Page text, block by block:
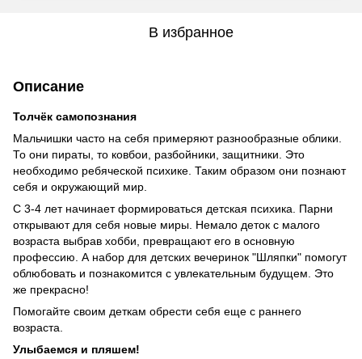
В избранное
Описание
Толчёк самопознания
Мальчишки часто на себя примеряют разнообразные облики.
То они пираты, то ковбои, разбойники, защитники. Это
необходимо ребяческой психике. Таким образом они познают
себя и окружающий мир.
С 3-4 лет начинает формироваться детская психика. Парни
открывают для себя новые миры. Немало деток с малого
возраста выбрав хобби, превращают его в основную
профессию. А набор для детских вечеринок "Шляпки" помогут
облюбовать и познакомится с увлекательным будущем. Это
же прекрасно!
Помогайте своим деткам обрести себя еще с раннего
возраста.
Улыбаемся и пляшем!